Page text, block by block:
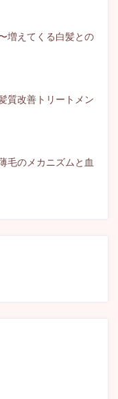
増えてくる白髪との
質改善トリートメン
毛のメカニズムと血